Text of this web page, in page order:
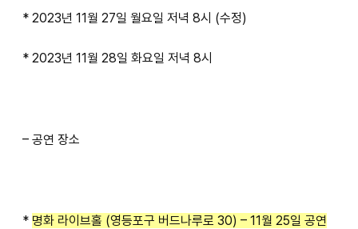
* 2023년 11월 27일 월요일 저녁 8시 (수정)
* 2023년 11월 28일 화요일 저녁 8시
– 공연 장소
* 명화 라이브홀 (영등포구 버드나루로 30) – 11월 25일 공연